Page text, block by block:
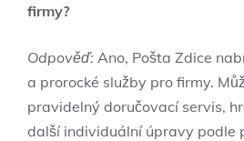
firmy?
Odpověď: Ano, Pošta Zdice
a prorocké služby pro firmy.
pravidelný doručovací servis,
další individuální úpravy podle